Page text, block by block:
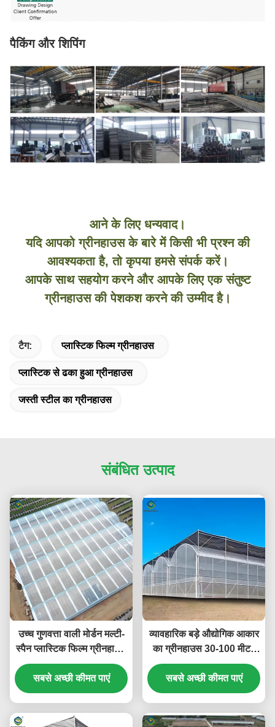
पैकिंग और शिपिंग
आने के लिए धन्यवाद।
यदि आपको ग्रीनहाउस के बारे में किसी भी प्रश्न की
आवश्यकता है, तो कृपया हमसे संपर्क करें।
आपके साथ सहयोग करने और आपके लिए एक संतुष्ट
ग्रीनहाउस की पेशकश करने की उम्मीद है।
टैग: प्लास्टिक फिल्म ग्रीनहाउस
प्लास्टिक से ढका हुआ ग्रीनहाउस
जस्ती स्टील का ग्रीनहाउस
संबंधित उत्पाद
उच्च गुणवत्ता वाली मोर्डन मल्टी-
स्पैन प्लास्टिक फिल्म ग्रीनहाउस
फ्रेम संरचना वाणिज्यिक कृषि के
लिए
सबसे अच्छी कीमत पाएं
व्यावहारिक बड़े औद्योगिक आकार
का ग्रीनहाउस 30-100 मीटर
लंबाई स्थिर संरचना
सबसे अच्छी कीमत पाएं